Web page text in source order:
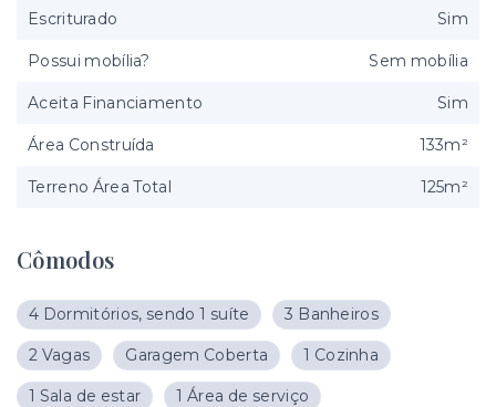
Cômodos
4 Dormitórios, sendo 1 suíte 3 Banheiros
2 Vagas Garagem Coberta 1 Cozinha
1 Sala de estar 1 Área de serviço
Escriturado Sim
Possui mobília? Sem mobília
Aceita Financiamento Sim
Área Construída 133m²
Terreno Área Total 125m²